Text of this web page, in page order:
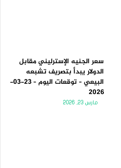
سعر الجنيه الإسترليني مقابل
الدولار يبدأ بتصريف تشبعه
البيعي – توقعات اليوم – 23-03-
2026
مارس 23, 2026